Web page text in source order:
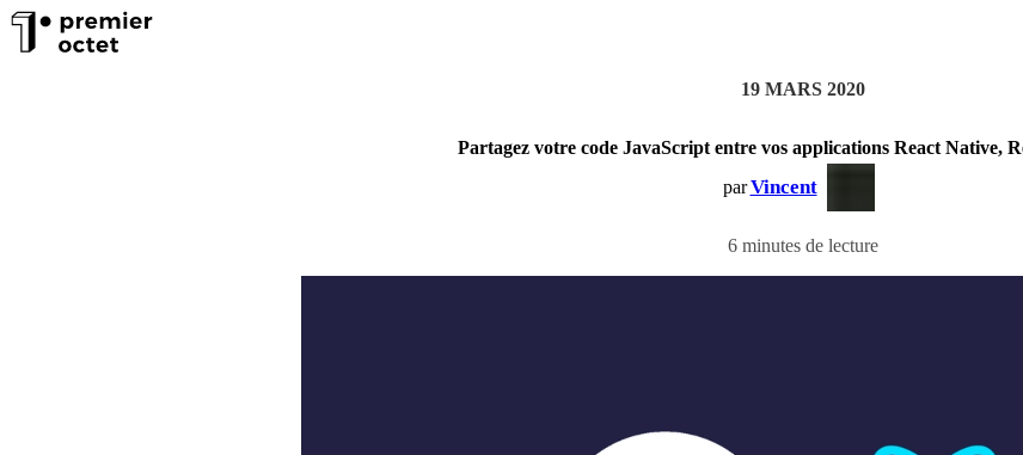
19 MARS 2020
Partagez votre code JavaScript entre vos applications React Native,
par Vincent
6 minutes de lecture